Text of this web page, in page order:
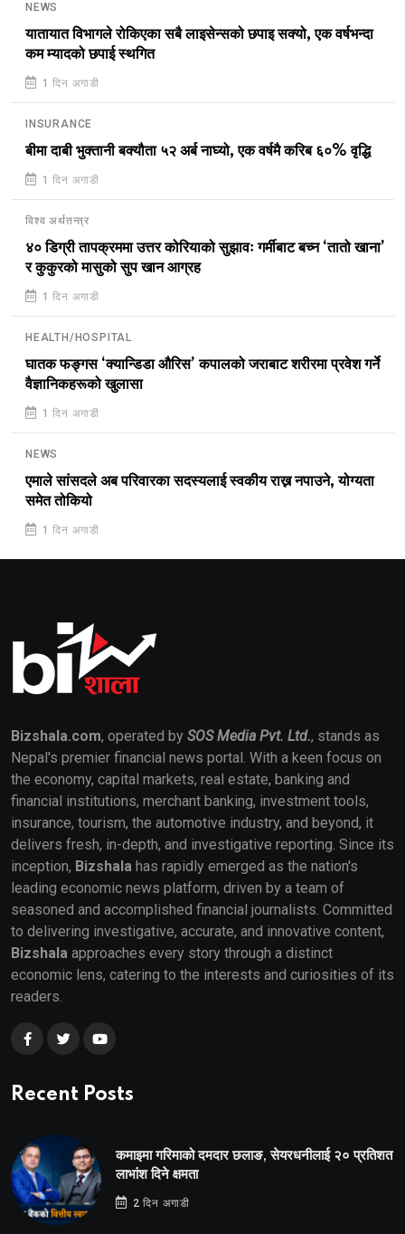
NEWS
यातायात विभागले रोकिएका सबै लाइसेन्सको छपाइ सक्यो, एक वर्षभन्दा
कम म्यादको छपाई स्थगित
1 दिन अगाडी
INSURANCE
बीमा दाबी भुक्तानी बक्यौता ५२ अर्ब नाघ्यो, एक वर्षमै करिब ६०% वृद्धि
1 दिन अगाडी
विश्व अर्थतन्त्र
४० डिग्री तापक्रममा उत्तर कोरियाको सुझावः गर्मीबाट बच्न ‘तातो खाना’
र कुकुरको मासुको सुप खान आग्रह
1 दिन अगाडी
HEALTH/HOSPITAL
घातक फङ्गस ‘क्यान्डिडा औरिस’ कपालको जराबाट शरीरमा प्रवेश गर्ने
वैज्ञानिकहरूको खुलासा
1 दिन अगाडी
NEWS
एमाले सांसदले अब परिवारका सदस्यलाई स्वकीय राख्न नपाउने, योग्यता
समेत तोकियो
1 दिन अगाडी
Bizshala.com, operated by SOS Media Pvt. Ltd., stands as
Nepal's premier financial news portal. With a keen focus on
the economy, capital markets, real estate, banking and
financial institutions, merchant banking, investment tools,
insurance, tourism, the automotive industry, and beyond, it
delivers fresh, in-depth, and investigative reporting. Since its
inception, Bizshala has rapidly emerged as the nation's
leading economic news platform, driven by a team of
seasoned and accomplished financial journalists. Committed
to delivering investigative, accurate, and innovative content,
Bizshala approaches every story through a distinct
economic lens, catering to the interests and curiosities of its
readers.
Recent Posts
कमाइमा गरिमाको दमदार छलाङ, सेयरधनीलाई २० प्रतिशत
लाभांश दिने क्षमता
2 दिन अगाडी